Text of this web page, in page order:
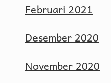
Februari 2021
Desember 2020
November 2020